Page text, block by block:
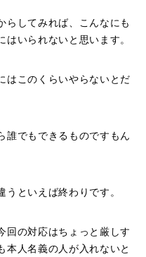
らしてみれば、こんなにも
いられないと思います。
はこのくらいやらないとだ
誰でもできるものですもん
といえば終わりです。
回の対応はちょっと厳しす
本人名義の人が入れないと